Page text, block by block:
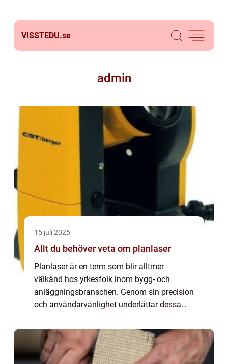
VISSTEDU.se
admin
15 juli 2025
Allt du behöver veta om planlaser
Planlaser är en term som blir alltmer
välkänd hos yrkesfolk inom bygg- och
anläggningsbranschen. Genom sin precision
och användarvänlighet underlättar dessa
säkerställ...